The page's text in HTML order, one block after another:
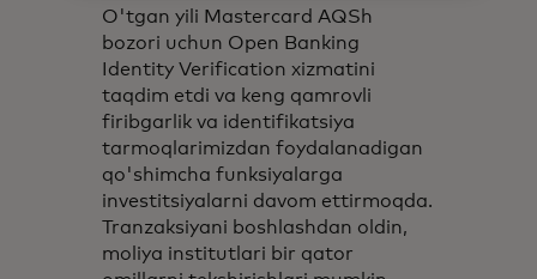
O'tgan yili Mastercard AQSh
bozori uchun Open Banking
Identity Verification xizmatini
taqdim etdi va keng qamrovli
firibgarlik va identifikatsiya
tarmoqlarimizdan foydalanadigan
qo'shimcha funksiyalarga
investitsiyalarni davom ettirmoqda.
Tranzaksiyani boshlashdan oldin,
moliya institutlari bir qator